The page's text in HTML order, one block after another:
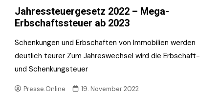
Jahressteuergesetz 2022 – Mega-
Erbschaftssteuer ab 2023
Schenkungen und Erbschaften von Immobilien werden
deutlich teurer Zum Jahreswechsel wird die Erbschaft-
und Schenkungsteuer
Presse.Online 19. November 2022